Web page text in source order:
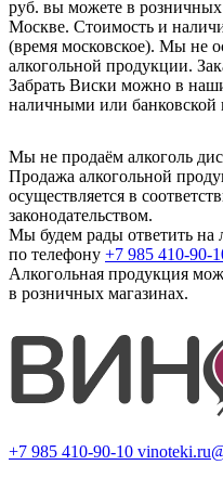
руб. вы можете в
Москве. Стоимость и
(время московское). Мы не
алкогольной продукции.
Забрать Виски можно в
наличными или банковской
Мы не продаём алкоголь
Продажа алкогольной
осуществляется в
законодательством.
Мы будем рады ответить
по телефону +7 985 410-90-
Алкогольная продукция
в розничных магазинах.
+7 985 410-90-10